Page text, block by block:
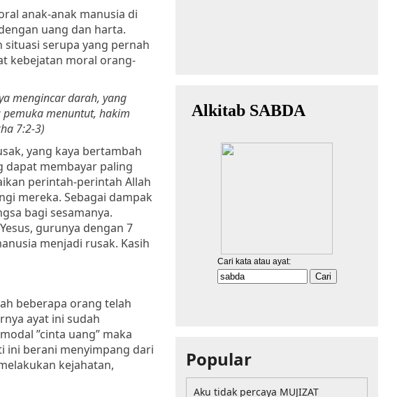
anak-anak manusia di
uang dan harta.
serupa yang pernah
kebejatan moral orang-
mengincar darah, yang
menuntut, hakim
7:2-3)
yang kaya bertambah
dapat membayar paling
perintah-perintah Allah
mereka. Sebagai dampak
bagi sesamanya.
gurunya dengan 7
menjadi rusak. Kasih
beberapa orang telah
ayat ini sudah
”cinta uang” maka
ini berani menyimpang dari
kejahatan,
Popular
Aku tidak percaya MUJIZAT